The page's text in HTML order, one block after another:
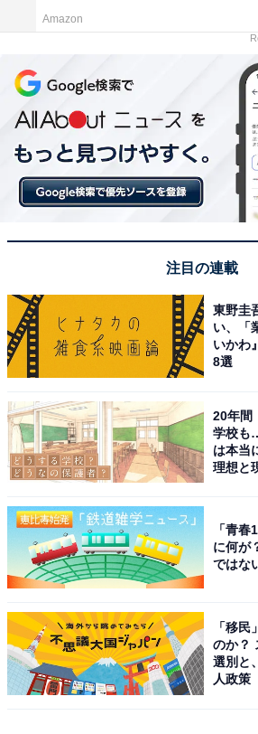
A post shared by TOKIOカケル【公
2位は城島茂さん、国分太一さん、
る「TOKIO」でした。
現在も若い世代に人気。バラエティ
ど、マルチな活動が厚い支持を集め
ません。
Amazon
注目の連載
東野圭
い、「
いかわ
8選
20年間
学校も
は本当
理想と
「青
に何が
ではな
「移
のか？
選別と
人政策